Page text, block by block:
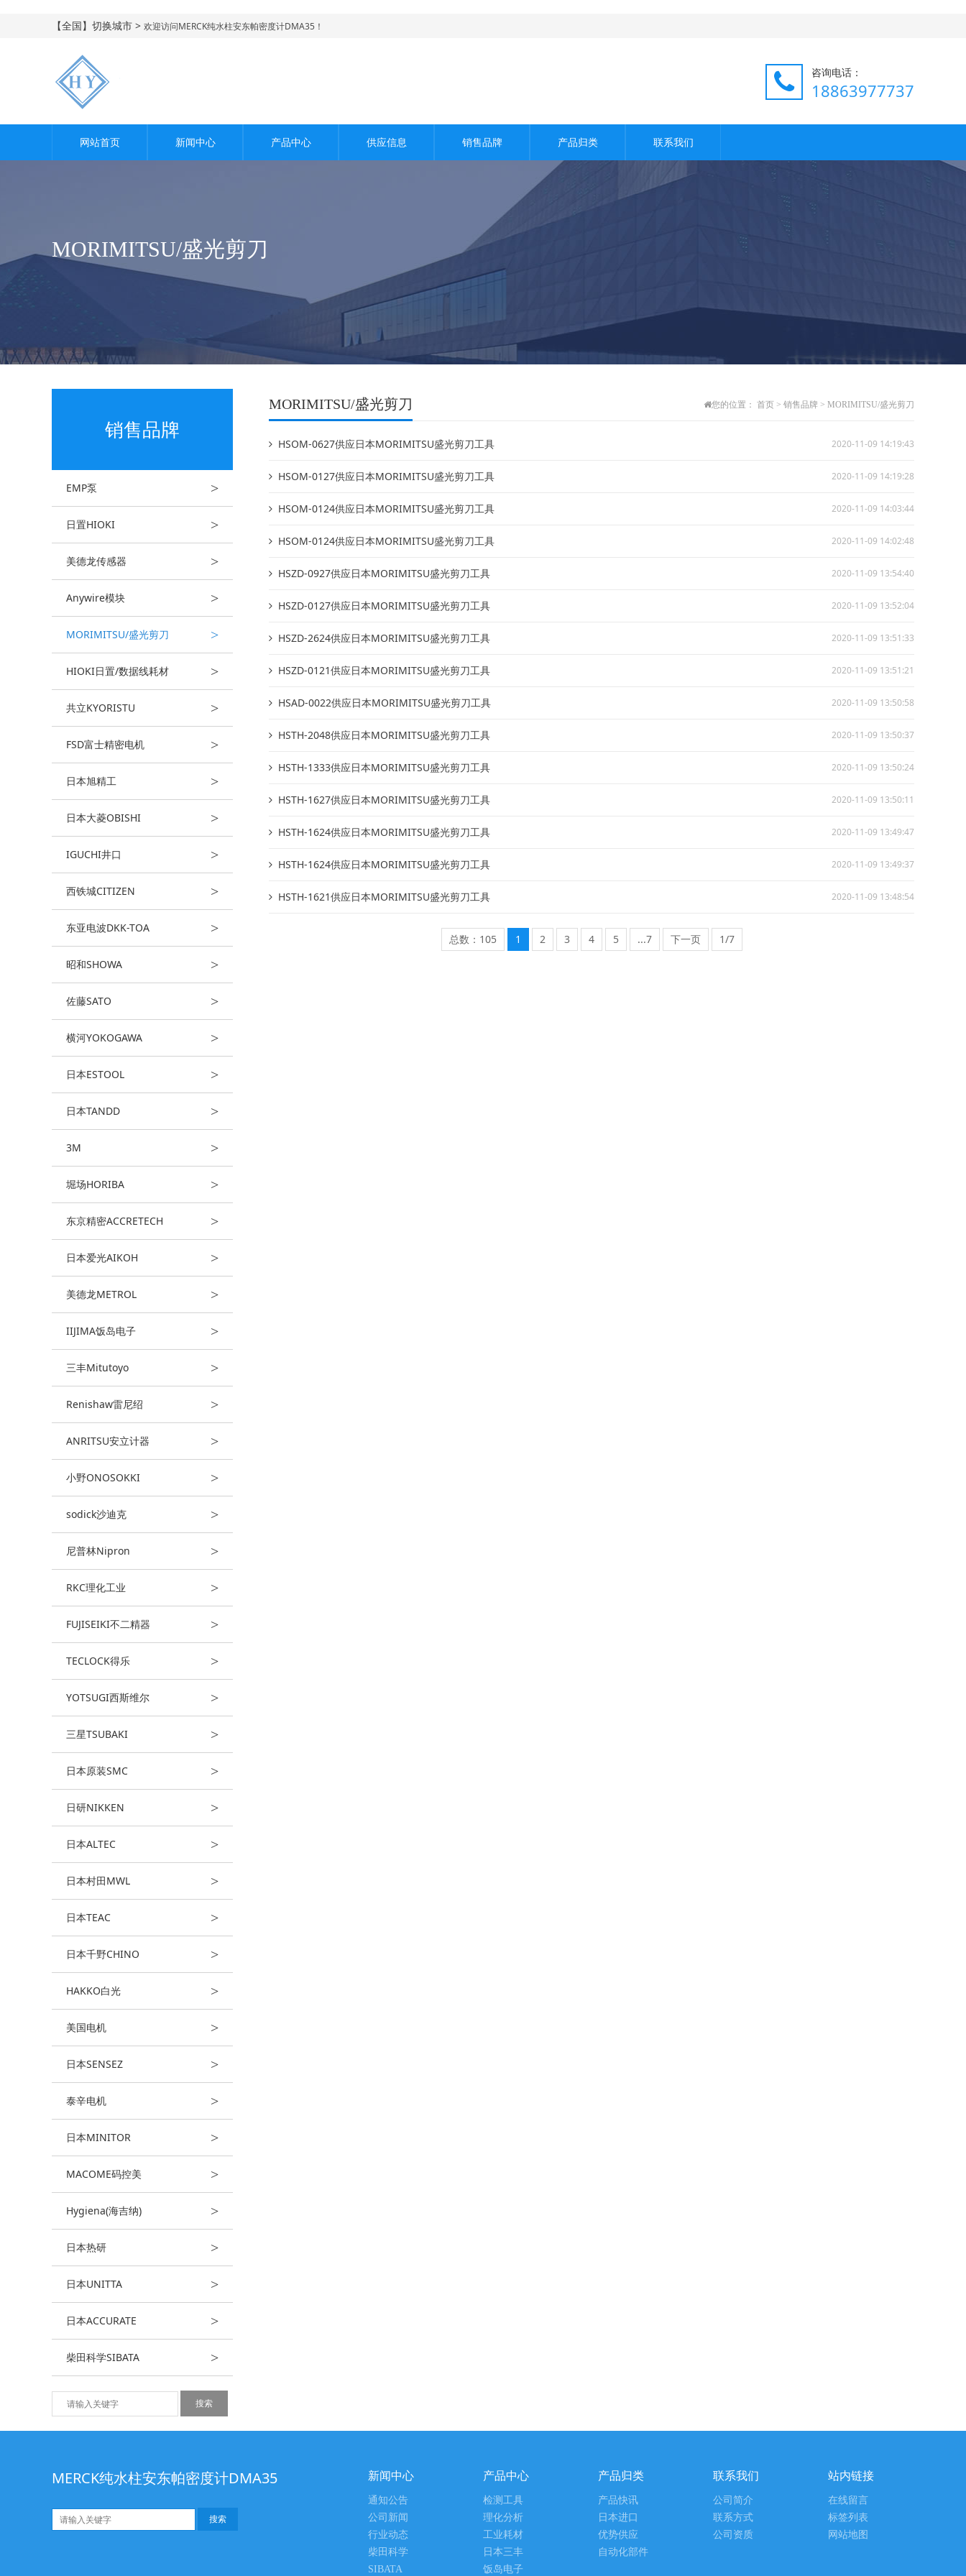
【全国】切换城市 > 欢迎访问MERCK纯水柱安东帕密度计DMA35！
咨询电话：
18863977737
网站首页 新闻中心 产品中心 供应信息 销售品牌 产品归类 联系我们
MORIMITSU/盛光剪刀
销售品牌
EMP泵 >
日置HIOKI >
美德龙传感器 >
Anywire模块 >
MORIMITSU/盛光剪刀 >
HIOKI日置/数据线耗材 >
共立KYORISTU >
FSD富士精密电机 >
日本旭精工 >
日本大菱OBISHI >
IGUCHI井口 >
西铁城CITIZEN >
东亚电波DKK-TOA >
昭和SHOWA >
佐藤SATO >
横河YOKOGAWA >
日本ESTOOL >
日本TANDD >
3M >
堀场HORIBA >
东京精密ACCRETECH >
日本爱光AIKOH >
美德龙METROL >
IIJIMA饭岛电子 >
三丰Mitutoyo >
Renishaw雷尼绍 >
ANRITSU安立计器 >
小野ONOSOKKI >
sodick沙迪克 >
尼普林Nipron >
RKC理化工业 >
FUJISEIKI不二精器 >
TECLOCK得乐 >
YOTSUGI西斯维尔 >
三星TSUBAKI >
日本原装SMC >
日研NIKKEN >
日本ALTEC >
日本村田MWL >
日本TEAC >
日本千野CHINO >
HAKKO白光 >
美国电机 >
日本SENSEZ >
泰辛电机 >
日本MINITOR >
MACOME码控美 >
Hygiena(海吉纳) >
日本热研 >
日本UNITTA >
日本ACCURATE >
柴田科学SIBATA >
MORIMITSU/盛光剪刀 您的位置： 首页 > 销售品牌 > MORIMITSU/盛光剪刀
HSOM-0627供应日本MORIMITSU盛光剪刀工具 2020-11-09 14:19:43
HSOM-0127供应日本MORIMITSU盛光剪刀工具 2020-11-09 14:19:28
HSOM-0124供应日本MORIMITSU盛光剪刀工具 2020-11-09 14:03:44
HSOM-0124供应日本MORIMITSU盛光剪刀工具 2020-11-09 14:02:48
HSZD-0927供应日本MORIMITSU盛光剪刀工具 2020-11-09 13:54:40
HSZD-0127供应日本MORIMITSU盛光剪刀工具 2020-11-09 13:52:04
HSZD-2624供应日本MORIMITSU盛光剪刀工具 2020-11-09 13:51:33
HSZD-0121供应日本MORIMITSU盛光剪刀工具 2020-11-09 13:51:21
HSAD-0022供应日本MORIMITSU盛光剪刀工具 2020-11-09 13:50:58
HSTH-2048供应日本MORIMITSU盛光剪刀工具 2020-11-09 13:50:37
HSTH-1333供应日本MORIMITSU盛光剪刀工具 2020-11-09 13:50:24
HSTH-1627供应日本MORIMITSU盛光剪刀工具 2020-11-09 13:50:11
HSTH-1624供应日本MORIMITSU盛光剪刀工具 2020-11-09 13:49:47
HSTH-1624供应日本MORIMITSU盛光剪刀工具 2020-11-09 13:49:37
HSTH-1621供应日本MORIMITSU盛光剪刀工具 2020-11-09 13:48:54
总数：105 1 2 3 4 5 ...7 下一页 1/7
MERCK纯水柱安东帕密度计DMA35 新闻中心
通知公告
公司新闻
行业动态
柴田科学
SIBATA
产品中心
检测工具
理化分析
工业耗材
日本三丰
饭岛电子
产品归类
产品快讯
日本进口
优势供应
自动化部件
联系我们
公司简介
联系方式
公司资质
站内链接
在线留言
标签列表
网站地图